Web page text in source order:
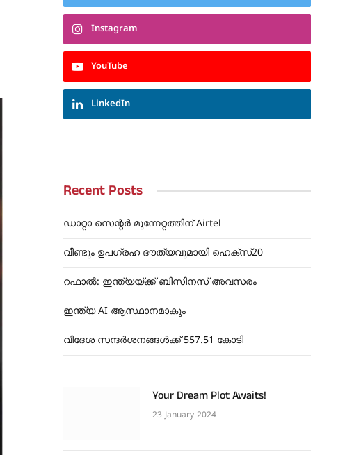
Instagram
YouTube
LinkedIn
Recent Posts
ഡാറ്റാ സെന്റർ മുന്നേറ്റത്തിന് Airtel
വീണ്ടും ഉപഗ്രഹ ദൗത്യവുമായി ഹെക്സ്20
റഫാൽ: ഇന്ത്യയ്ക്ക് ബിസിനസ് അവസരം
ഇന്ത്യ AI ആസ്ഥാനമാകും
വിദേശ സന്ദർശനങ്ങൾക്ക് 557.51 കോടി
Your Dream Plot Awaits!
23 January 2024